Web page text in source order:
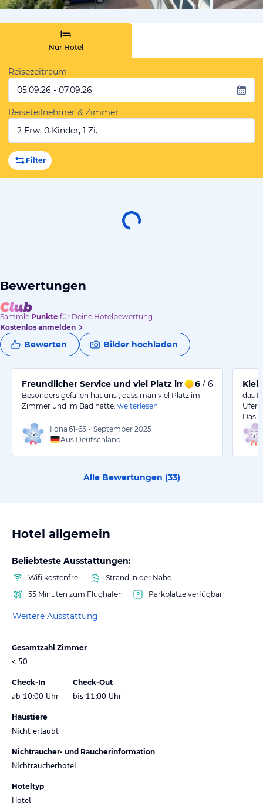
Nur Hotel
Reisezeitraum
05.09.26 - 07.09.26
Reiseteilnehmer & Zimmer
2 Erw, 0 Kinder, 1 Zi.
Filter
Bewertungen
Sammle Punkte für Deine Hotelbewertung.
Kostenlos anmelden
Bewerten Bilder hochladen
Freundlicher Service und viel Platz im Zimmer
6 / 6
Besonders gefallen hat uns , dass man viel Platz im
Zimmer und im Bad hatte. weiterlesen
Ilona 61-65 • September 2025
Aus Deutschland
das
Das
Alle Bewertungen (33)
Hotel allgemein
Beliebteste Ausstattungen:
Wifi kostenfrei
Strand in der Nähe
55 Minuten zum Flughafen
Parkplätze verfügbar
Weitere Ausstattung
Gesamtzahl Zimmer
< 50
Check-In
ab 10:00 Uhr
Check-Out
bis 11:00 Uhr
Haustiere
Nicht erlaubt
Nichtraucher- und Raucherinformation
Nichtraucherhotel
Hoteltyp
Hotel